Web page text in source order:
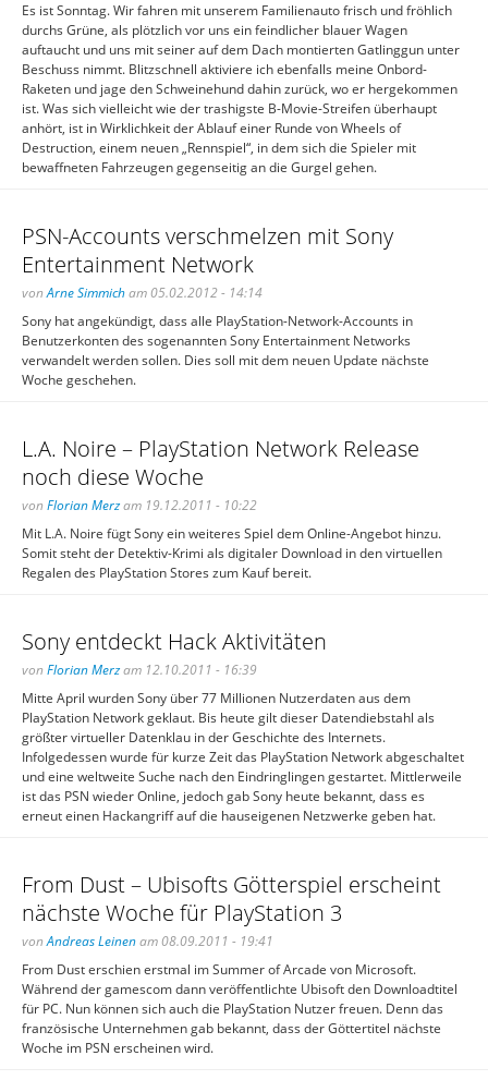
Es ist Sonntag. Wir fahren mit unserem Familienauto frisch und fröhlich
durchs Grüne, als plötzlich vor uns ein feindlicher blauer Wagen
auftaucht und uns mit seiner auf dem Dach montierten Gatlinggun unter
Beschuss nimmt. Blitzschnell aktiviere ich ebenfalls meine Onbord-
Raketen und jage den Schweinehund dahin zurück, wo er hergekommen
ist. Was sich vielleicht wie der trashigste B-Movie-Streifen überhaupt
anhört, ist in Wirklichkeit der Ablauf einer Runde von Wheels of
Destruction, einem neuen „Rennspiel“, in dem sich die Spieler mit
bewaffneten Fahrzeugen gegenseitig an die Gurgel gehen.
PSN-Accounts verschmelzen mit Sony
Entertainment Network
vonArne Simmicham 05.02.2012 - 14:14
Sony hat angekündigt, dass alle PlayStation-Network-Accounts in
Benutzerkonten des sogenannten Sony Entertainment Networks
verwandelt werden sollen. Dies soll mit dem neuen Update nächste
Woche geschehen.
L.A. Noire – PlayStation Network Release
noch diese Woche
von Florian Merzam 19.12.2011 - 10:22
Mit L.A. Noire fügt Sony ein weiteres Spiel dem Online-Angebot hinzu.
Somit steht der Detektiv-Krimi als digitaler Download in den virtuellen
Regalen des PlayStation Stores zum Kauf bereit.
Sony entdeckt Hack Aktivitäten
von Florian Merzam 12.10.2011 - 16:39
Mitte April wurden Sony über 77 Millionen Nutzerdaten aus dem
PlayStation Network geklaut. Bis heute gilt dieser Datendiebstahl als
größter virtueller Datenklau in der Geschichte des Internets.
Infolgedessen wurde für kurze Zeit das PlayStation Network abgeschaltet
und eine weltweite Suche nach den Eindringlingen gestartet. Mittlerweile
ist das PSN wieder Online, jedoch gab Sony heute bekannt, dass es
erneut einen Hackangriff auf die hauseigenen Netzwerke geben hat.
From Dust – Ubisofts Götterspiel erscheint
nächste Woche für PlayStation 3
vonAndreas Leinenam 08.09.2011 - 19:41
From Dust erschien erstmal im Summer of Arcade von Microsoft.
Während der gamescom dann veröffentlichte Ubisoft den Downloadtitel
für PC. Nun können sich auch die PlayStation Nutzer freuen. Denn das
französische Unternehmen gab bekannt, dass der Göttertitel nächste
Woche im PSN erscheinen wird.